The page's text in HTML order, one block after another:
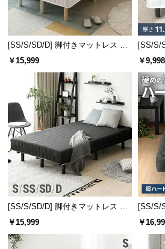
[SS/S/SD/D] 脚付きマットレス 脚
長25cm ボンネルコイル
￥15,999
[SS/S/
ンネル
￥9,998
[SS/S/SD/D] 脚付きマットレス 極
厚20cm ボンネルコイル
￥15,999
[SS/S/
ンネル
￥